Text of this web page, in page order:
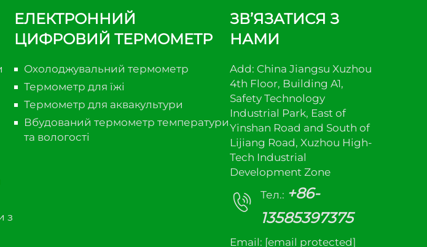
з
ЕЛЕКТРОННИЙ
ЦИФРОВИЙ ТЕРМОМЕТР
Охолоджувальний термометр
Термометр для їжі
Термометр для аквакультури
Вбудований термометр температури
та вологості
ЗВ’ЯЗАТИСЯ З
НАМИ
Add: China Jiangsu Xuzhou
4th Floor, Building A1,
Safety Technology
Industrial Park, East of
Yinshan Road and South of
Lijiang Road, Xuzhou High-
Tech Industrial
Development Zone
Тел.: +86-
13585397375
Email: [email protected]